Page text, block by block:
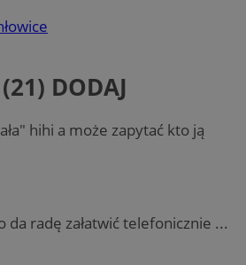
DODAJ
hihi a może zapytać kto ją
da radę załatwić telefonicznie ...